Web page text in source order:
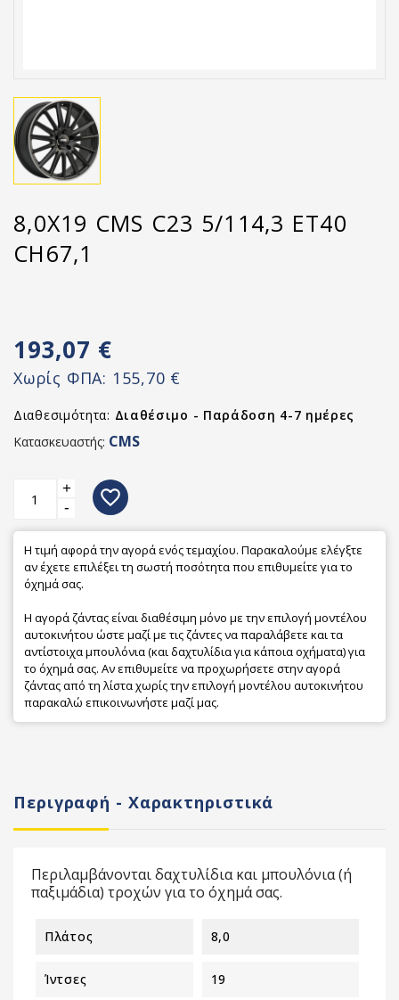
8,0X19 CMS C23 5/114,3 ET40
CH67,1
193,07 €
Χωρίς ΦΠΑ: 155,70 €
Διαθεσιμότητα: Διαθέσιμο - Παράδοση 4-7 ημέρες
Κατασκευαστής: CMS
+
-
favorite_border
Η τιμή αφορά την αγορά ενός τεμαχίου. Παρακαλούμε ελέγξτε
αν έχετε επιλέξει τη σωστή ποσότητα που επιθυμείτε για το
όχημά σας.
Η αγορά ζάντας είναι διαθέσιμη μόνο με την επιλογή μοντέλου
αυτοκινήτου ώστε μαζί με τις ζάντες να παραλάβετε και τα
αντίστοιχα μπουλόνια (και δαχτυλίδια για κάποια οχήματα) για
το όχημά σας. Αν επιθυμείτε να προχωρήσετε στην αγορά
ζάντας από τη λίστα χωρίς την επιλογή μοντέλου αυτοκινήτου
παρακαλώ επικοινωνήστε μαζί μας.
Περιγραφή - Χαρακτηριστικά
Περιλαμβάνονται δαχτυλίδια και μπουλόνια (ή
παξιμάδια) τροχών για το όχημά σας.
Πλάτος 8,0
Ίντσες 19